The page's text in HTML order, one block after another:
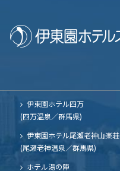
伊東園ホテル四万
(四万温泉／群馬県)
伊東園ホテル尾瀬老神山楽荘
(尾瀬老神温泉／群馬県)
ホテル湯の陣